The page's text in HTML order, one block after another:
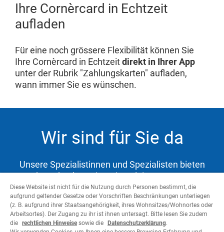
Ihre Cornèrcard in Echtzeit
aufladen
Für eine noch grössere Flexibilität können Sie
Ihre Cornèrcard in Echtzeitdirekt in Ihrer App
unter der Rubrik "Zahlungskarten" aufladen,
wann immer Sie es wünschen.
Wir sind für Sie da
Unsere Spezialistinnen und Spezialisten bieten
Ihnen hochwertige Dienstleistungen zur
Abdeckung Ihrer Bedürfnisse und Unterstützung
auf dem Weg zu Ihren Zielen.
Diese Website ist nicht für die Nutzung durch Personen bestimmt, die
aufgrund geltender Gesetze oder Vorschriften Beschränkungen unterliegen
(z. B. aufgrund ihrer Staatsangehörigkeit, ihres Wohnsitzes/Wohnortes oder
Arbeitsortes). Der Zugang zu ihr ist ihnen untersagt. Bitte lesen Sie zudem
die rechtlichen Hinweisesowie die Datenschutzerklärung.